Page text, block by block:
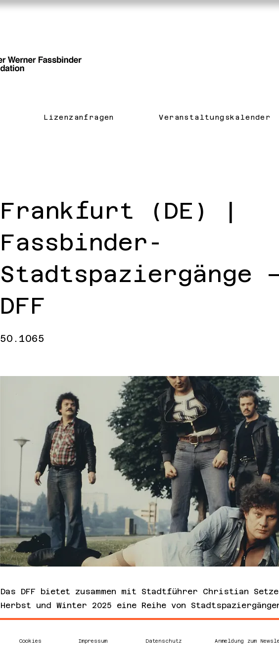
Lizenzanfragen Veranstaltungskalender
Frankfurt (DE) |
Fassbinder-
Stadtspaziergänge
DFF
50.1065
Das DFF bietet zusammen mit Stadtführer Christian
Herbst und Winter 2025 eine Reihe von
Cookies Impressum Datenschutz Anmeldung zum